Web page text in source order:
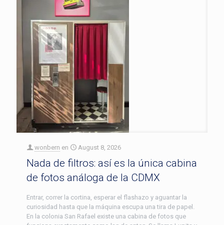
wonbern en August 8, 2026
Nada de filtros: así es la única cabina
de fotos análoga de la CDMX
Entrar, correr la cortina, esperar el flashazo y aguantar la
curiosidad hasta que la máquina escupa una tira de papel.
En la colonia San Rafael existe una cabina de fotos que